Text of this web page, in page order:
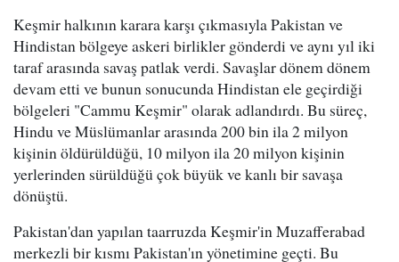
Keşmir halkının karara karşı çıkmasıyla Pakistan ve
Hindistan bölgeye askeri birlikler gönderdi ve aynı yıl iki
taraf arasında savaş patlak verdi. Savaşlar dönem dönem
devam etti ve bunun sonucunda Hindistan ele geçirdiği
bölgeleri "Cammu Keşmir" olarak adlandırdı. Bu süreç,
Hindu ve Müslümanlar arasında 200 bin ila 2 milyon
kişinin öldürüldüğü, 10 milyon ila 20 milyon kişinin
yerlerinden sürüldüğü çok büyük ve kanlı bir savaşa
dönüştü.
Pakistan'dan yapılan taarruzda Keşmir'in Muzafferabad
merkezli bir kısmı Pakistan'ın yönetimine geçti. Bu